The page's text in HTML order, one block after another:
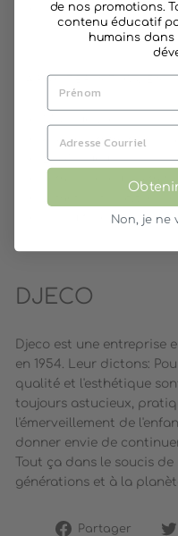
36 cartes
CARACTÉRISTIQUES :
Âge recommandé: 3
2 à 4 joueurs
Temps de jeu : 10
Produit de France
DJECO
Djeco est une entreprise
en 1954. Leur dictons:
qualité et l'esthétique
toujours astucieux,
l'émerveillement de
donner envie de
Tout ça dans le soucis
générations et à la
Partager
de nos promotions.
contenu éducatif
humains
Non, je ne